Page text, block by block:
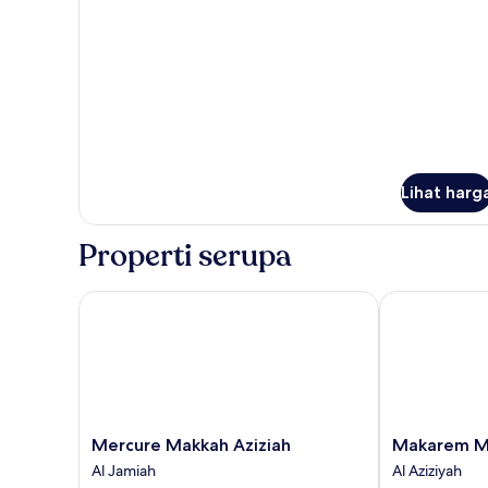
Lihat
Properti serupa
Mercure
Makkah
Aziziah
Mercure Makkah Aziziah
Al Jamiah
Mercure Makkah Aziziah
Makarem
Mina
Hotel
Makarem
Al Aziziyah
Makarem